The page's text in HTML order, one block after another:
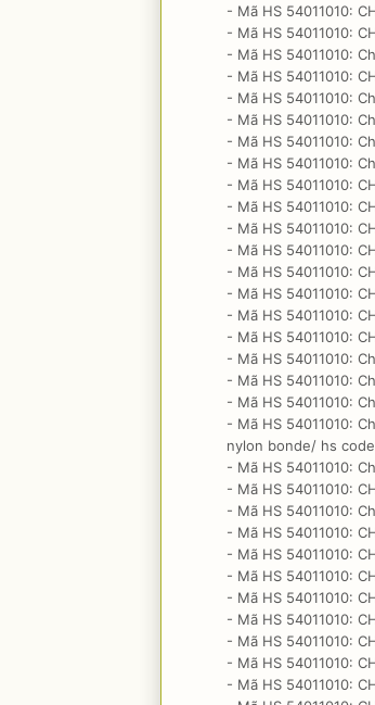
- Mã HS 54011010:
- Mã HS 54011010:
- Mã HS 54011010:
- Mã HS 54011010:
- Mã HS 54011010:
- Mã HS 54011010:
- Mã HS 54011010:
- Mã HS 54011010:
- Mã HS 54011010:
- Mã HS 54011010:
- Mã HS 54011010:
- Mã HS 54011010:
- Mã HS 54011010:
- Mã HS 54011010:
- Mã HS 54011010:
- Mã HS 54011010:
- Mã HS 54011010:
- Mã HS 54011010:
- Mã HS 54011010:
- Mã HS 54011010:
nylon bonde/ hs
- Mã HS 54011010:
- Mã HS 54011010:
- Mã HS 54011010:
- Mã HS 54011010:
- Mã HS 54011010:
- Mã HS 54011010:
- Mã HS 54011010:
- Mã HS 54011010:
- Mã HS 54011010:
- Mã HS 54011010:
- Mã HS 54011010: